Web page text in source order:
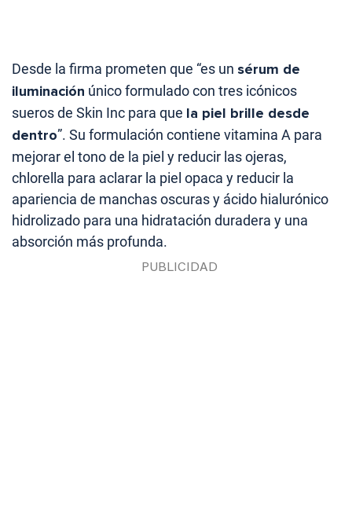
Desde la firma prometen que “es un sérum de
iluminación único formulado con tres icónicos
sueros de Skin Inc para que la piel brille desde
dentro”. Su formulación contiene vitamina A para
mejorar el tono de la piel y reducir las ojeras,
chlorella para aclarar la piel opaca y reducir la
apariencia de manchas oscuras y ácido hialurónico
hidrolizado para una hidratación duradera y una
absorción más profunda.